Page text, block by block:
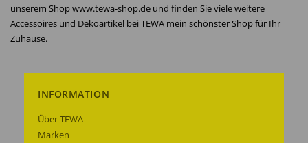
unserem Shop www.tewa-shop.de und finden Sie viele weitere
Accessoires und Dekoartikel bei TEWA mein schönster Shop für Ihr
Zuhause.
INFORMATION
Über TEWA
Marken